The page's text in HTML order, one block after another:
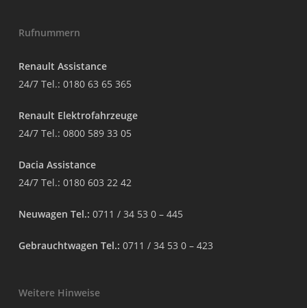
Rufnummern
Renault Assistance
24/7 Tel.: 0180 63 65 365
Renault Elektrofahrzeuge
24/7 Tel.: 0800 589 33 05
Dacia Assistance
24/7 Tel.: 0180 603 22 42
Neuwagen Tel.: 0711 / 34 53 0 – 445
Gebrauchtwagen Tel.: 0711 / 34 53 0 – 423
Weitere Hinweise